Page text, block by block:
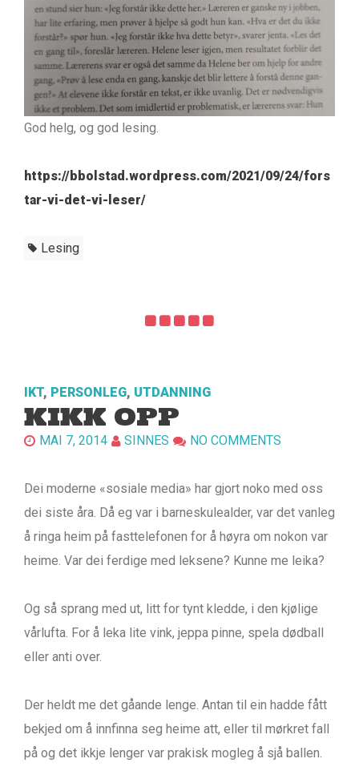
God helg, og god lesing.
https://bbolstad.wordpress.com/2021/09/24/fors
tar-vi-det-vi-leser/
Lesing
IKT, PERSONLEG, UTDANNING
KIKK OPP
MAI 7, 2014 SINNES NO COMMENTS
Dei moderne «sosiale media» har gjort noko med oss
dei siste åra. Då eg var i barneskulealder, var det vanleg
å ringa heim på fasttelefonen for å høyra om nokon var
heime. Var dei ferdige med leksene? Kunne me leika?
Og så sprang med ut, litt for tynt kledde, i den kjølige
vårlufta. For å leka lite vink, jeppa pinne, spela dødball
eller anti over.
Der heldt me det gåande lenge. Antan til ein hadde fått
bekjed om å innfinna seg heime att, eller til mørkret fall
på og det ikkje lenger var prakisk mogleg å sjå ballen.